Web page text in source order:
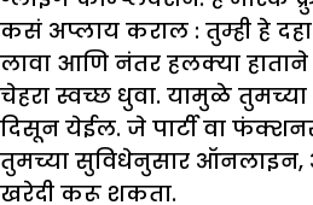
कसं अप्लाय कराल : तुम्ही हे
लावा आणि नंतर हलक्या
चेहरा स्वच्छ धुवा. यामुळे
दिसून येईल. जे पार्टी वा
तुमच्या सुविधेनुसार
खरेदी करू शकता.